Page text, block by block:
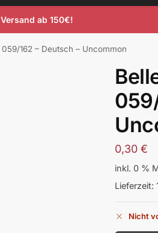
ab 150€!
059/162 – Deutsch – Uncommon
0,30€
inkl. 0 %
Lieferzeit:
Nicht